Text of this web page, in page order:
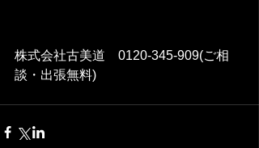
株式会社古美道　0120-345-909(ご相
談・出張無料)